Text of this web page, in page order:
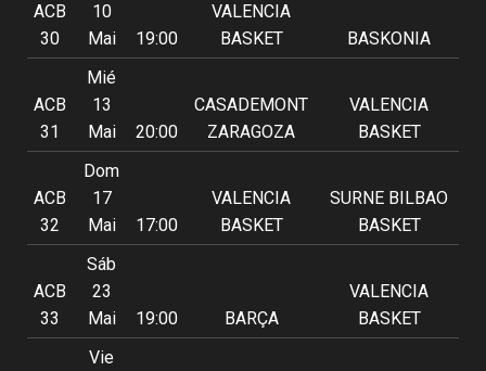
ACB
30
10
Mai
19:00
VALENCIA
BASKET
BASKONIA
ACB
31
Mié
13
Mai
20:00
CASADEMONT
ZARAGOZA
VALENCIA
BASKET
ACB
32
Dom
17
Mai
17:00
VALENCIA
BASKET
SURNE BILBAO
BASKET
ACB
33
Sáb
23
Mai
19:00 BARÇA
VALENCIA
BASKET
Vie